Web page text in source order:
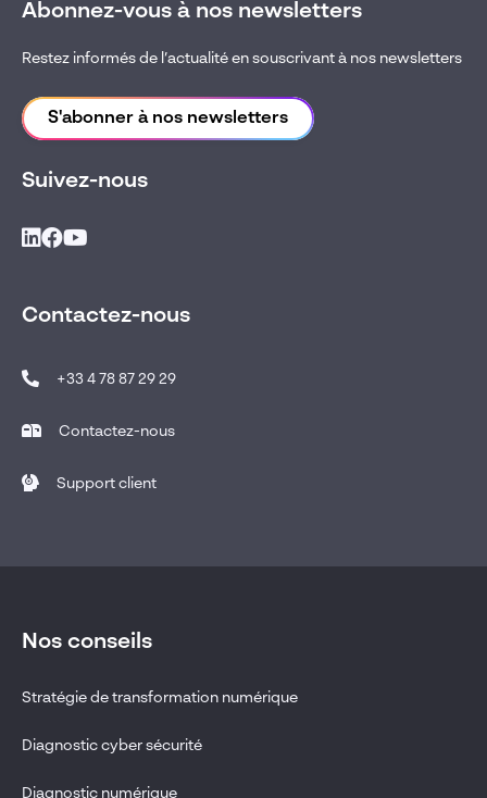
Abonnez-vous à nos newsletters
Restez informés de l’actualité en souscrivant à nos newsletters
S'abonner à nos newsletters
Suivez-nous
Contactez-nous
+33 4 78 87 29 29
Contactez-nous
Support client
Nos conseils
Stratégie de transformation numérique
Diagnostic cyber sécurité
Diagnostic numérique